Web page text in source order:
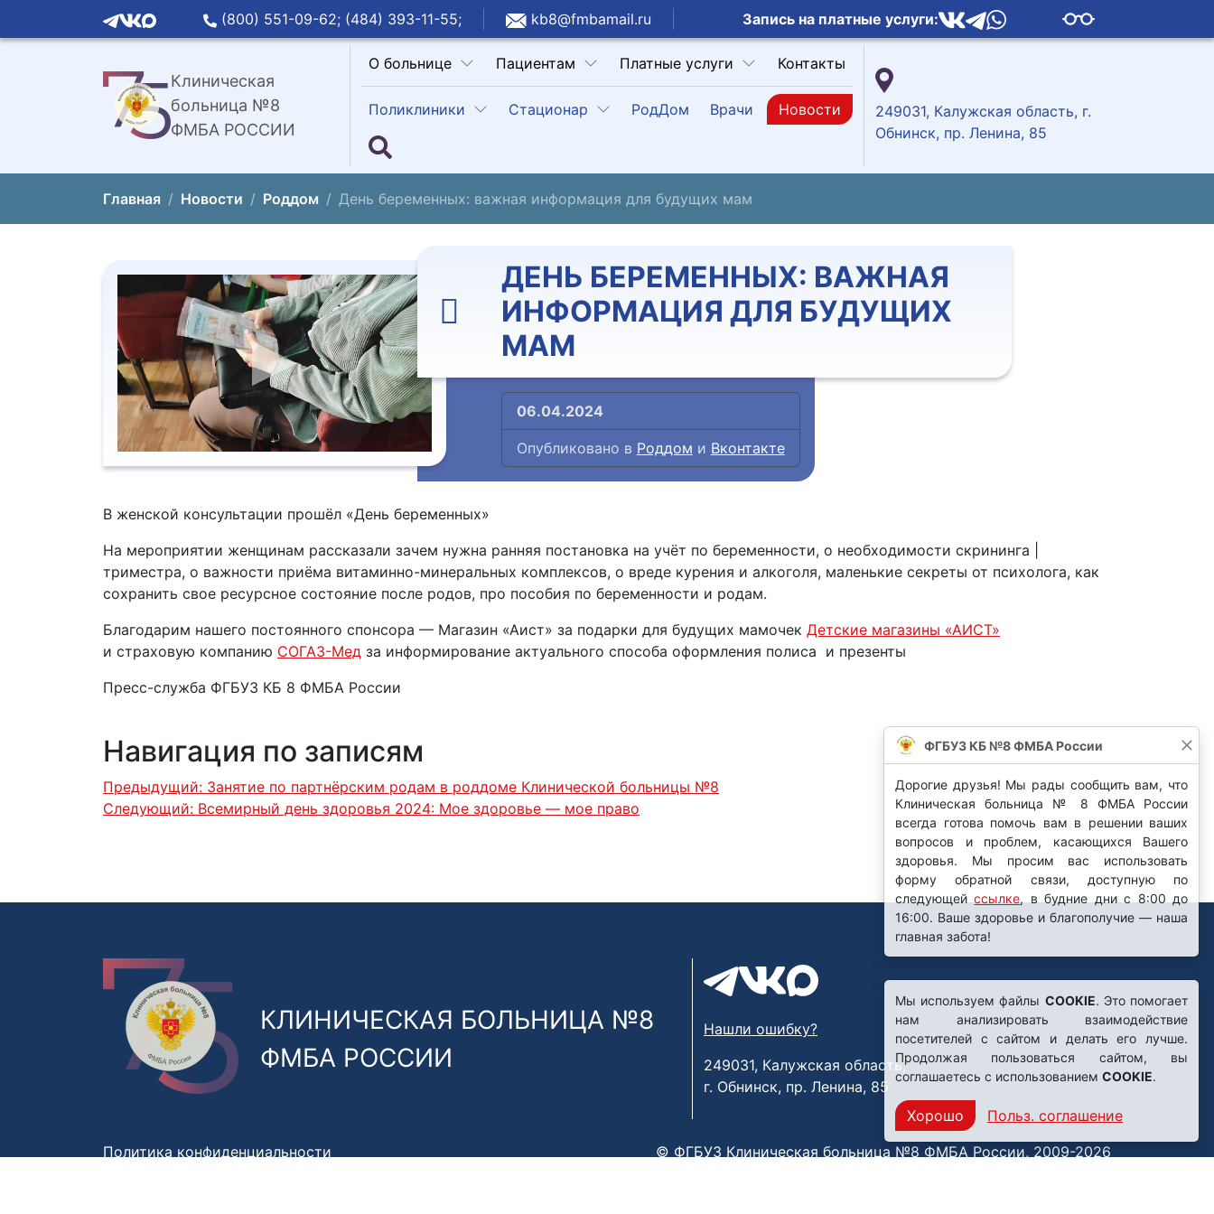
(800) 551-09-62; (484) 393-11-55; kb8@fmbamail.ru Запись на платные услуги:
Клиническая
больница №8
ФМБА РОССИИ
О больнице Пациентам Платные услуги Контакты
Поликлиники Стационар РодДом Врачи Новости
249031, Калужская область, г.
Обнинск, пр. Ленина, 85
Главная Новости Роддом День беременных: важная информация для будущих мам
ДЕНЬ БЕРЕМЕННЫХ: ВАЖНАЯ
ИНФОРМАЦИЯ ДЛЯ БУДУЩИХ
МАМ
06.04.2024
Опубликовано в Роддом и Вконтакте
В женской консультации прошёл «День беременных»
На мероприятии женщинам рассказали зачем нужна ранняя постановка на учёт по беременности, о необходимости скрининга |
триместра, о важности приёма витаминно-минеральных комплексов, о вреде курения и алкоголя, маленькие секреты от психолога, как
сохранить свое ресурсное состояние после родов, про пособия по беременности и родам.
Благодарим нашего постоянного спонсора — Магазин «Аист» за подарки для будущих мамочек Детские магазины «АИСТ»
и страховую компанию СОГАЗ-Мед за информирование актуального способа оформления полиса и презенты
Пресс-служба ФГБУЗ КБ 8 ФМБА России
Навигация по записям
Предыдущий: Занятие по партнёрским родам в роддоме Клинической больницы №8
Следующий: Всемирный день здоровья 2024: Мое здоровье — мое право
КЛИНИЧЕСКАЯ БОЛЬНИЦА №8
ФМБА РОССИИ
Нашли ошибку?
249031, Калужская область,
г. Обнинск, пр. Ленина, 85
Политика конфиденциальности
© ФГБУЗ Клиническая больница №8 ФМБА России, 2009-2026
ФГБУЗ КБ №8 ФМБА России
Дорогие друзья! Мы рады сообщить вам, что
Клиническая больница № 8 ФМБА России
всегда готова помочь вам в решении ваших
вопросов и проблем, касающихся Вашего
здоровья. Мы просим вас использовать
форму обратной связи, доступную по
следующейссылке, в будние дни с 8:00 до
16:00. Ваше здоровье и благополучие — наша
главная забота!
Мы используем файлы COOKIE. Это помогает
нам анализировать взаимодействие
посетителей с сайтом и делать его лучше.
Продолжая пользоваться сайтом, вы
соглашаетесь с использованием COOKIE.
Хорошо Польз. соглашение